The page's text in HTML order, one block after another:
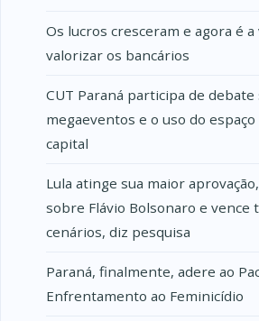
Os lucros cresceram e agora é a
valorizar os bancários
CUT Paraná participa de
megaeventos e o uso do
capital
Lula atinge sua maior
sobre Flávio Bolsonaro e vence
cenários, diz pesquisa
Paraná, finalmente, adere ao
Enfrentamento ao Feminicídio